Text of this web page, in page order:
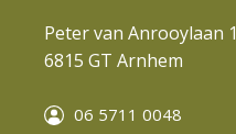
Peter van Anrooylaan 1
6815 GT Arnhem
06 5711 0048